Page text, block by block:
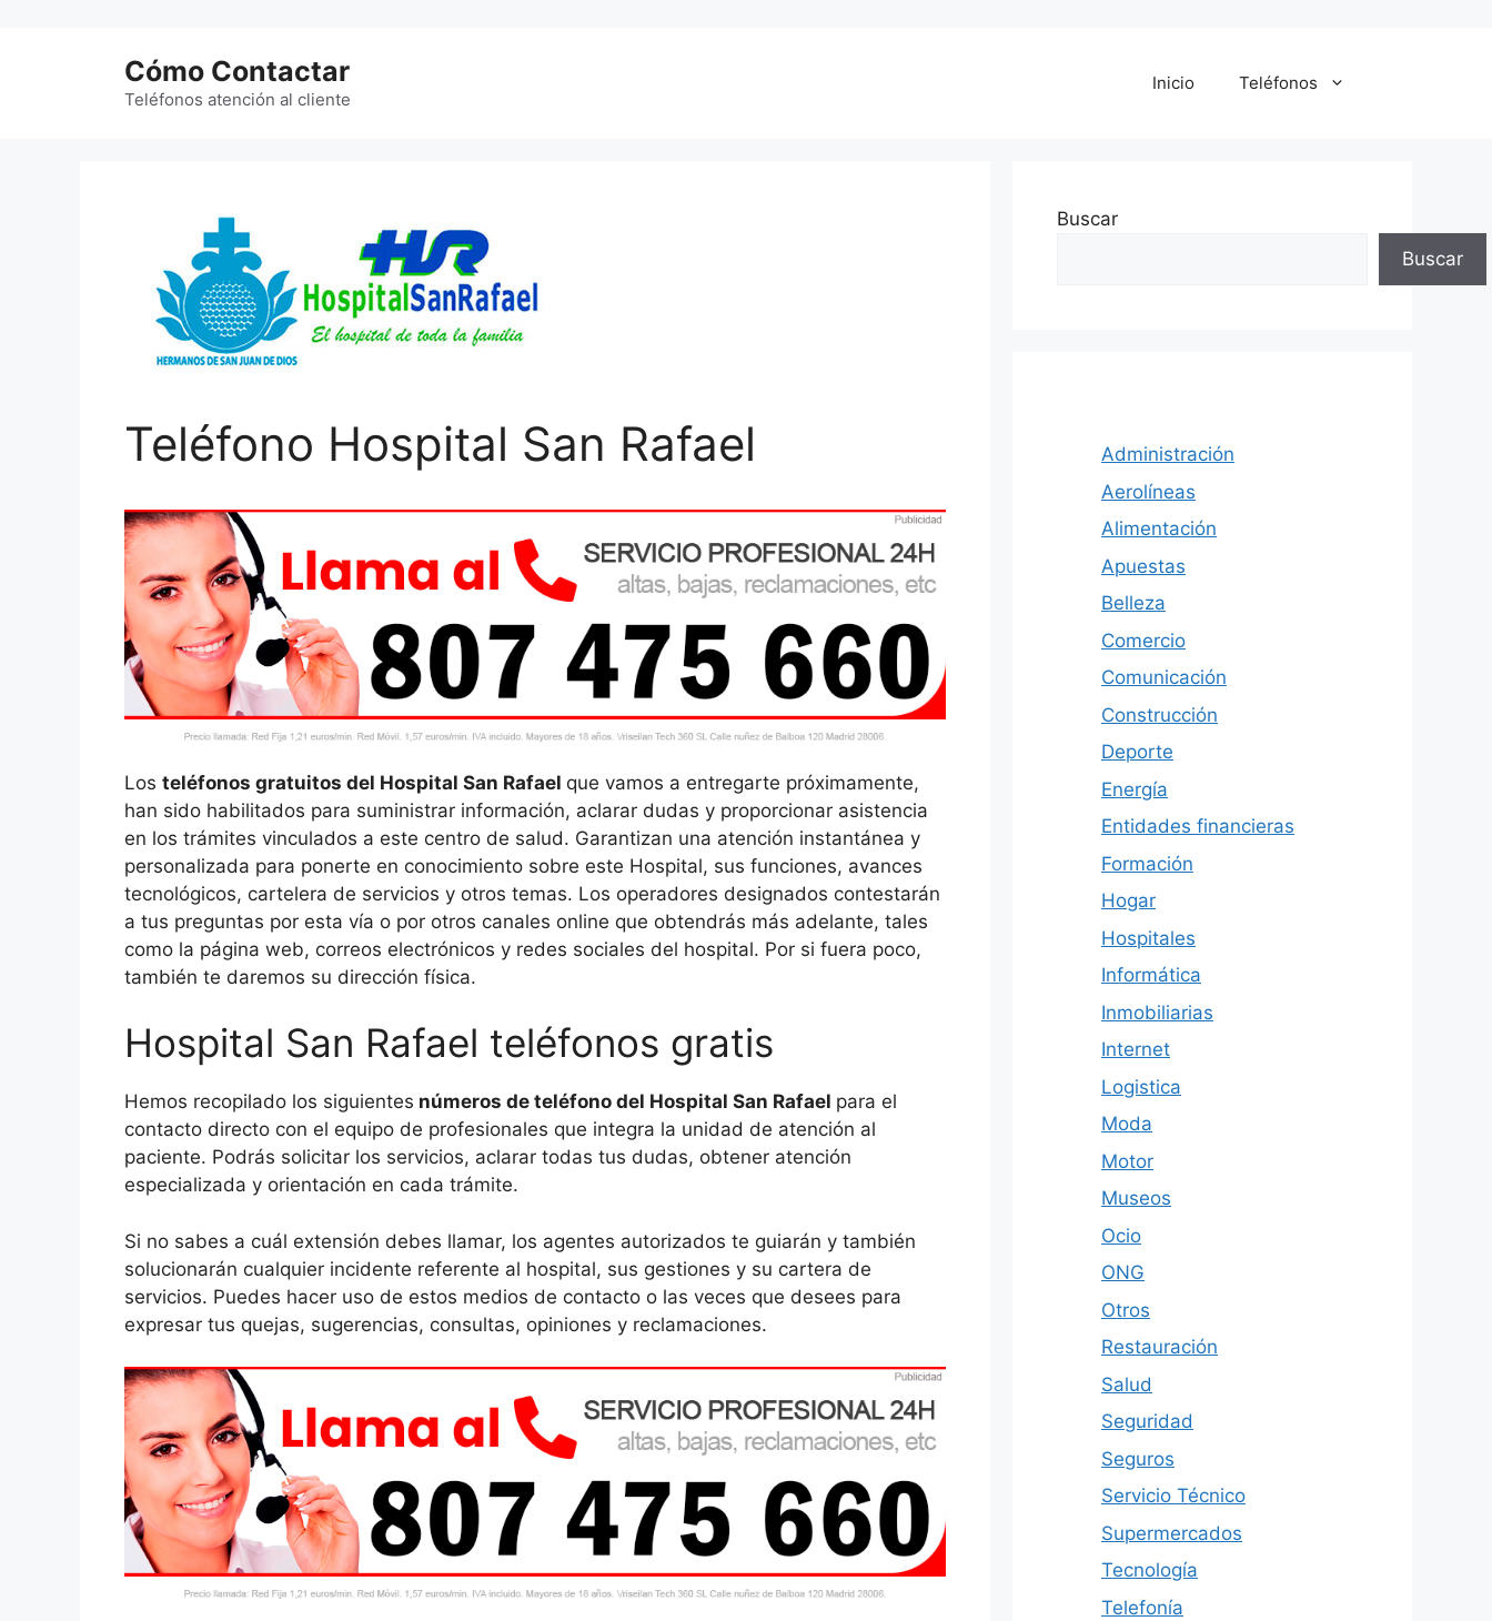
Cómo Contactar
Teléfonos atención al cliente
Inicio Teléfonos
Teléfono Hospital San Rafael
Los teléfonos gratuitos del Hospital San Rafael que vamos a entregarte próximamente,
han sido habilitados para suministrar información, aclarar dudas y proporcionar asistencia
en los trámites vinculados a este centro de salud. Garantizan una atención instantánea y
personalizada para ponerte en conocimiento sobre este Hospital, sus funciones, avances
tecnológicos, cartelera de servicios y otros temas. Los operadores designados contestarán
a tus preguntas por esta vía o por otros canales online que obtendrás más adelante, tales
como la página web, correos electrónicos y redes sociales del hospital. Por si fuera poco,
también te daremos su dirección física.
Hospital San Rafael teléfonos gratis
Hemos recopilado los siguientes números de teléfono del Hospital San Rafael para el
contacto directo con el equipo de profesionales que integra la unidad de atención al
paciente. Podrás solicitar los servicios, aclarar todas tus dudas, obtener atención
especializada y orientación en cada trámite.
Si no sabes a cuál extensión debes llamar, los agentes autorizados te guiarán y también
solucionarán cualquier incidente referente al hospital, sus gestiones y su cartera de
servicios. Puedes hacer uso de estos medios de contacto o las veces que desees para
expresar tus quejas, sugerencias, consultas, opiniones y reclamaciones.
Buscar
Buscar
Administración
Aerolíneas
Alimentación
Apuestas
Belleza
Comercio
Comunicación
Construcción
Deporte
Energía
Entidades financieras
Formación
Hogar
Hospitales
Informática
Inmobiliarias
Internet
Logistica
Moda
Motor
Museos
Ocio
ONG
Otros
Restauración
Salud
Seguridad
Seguros
Servicio Técnico
Supermercados
Tecnología
Telefonía